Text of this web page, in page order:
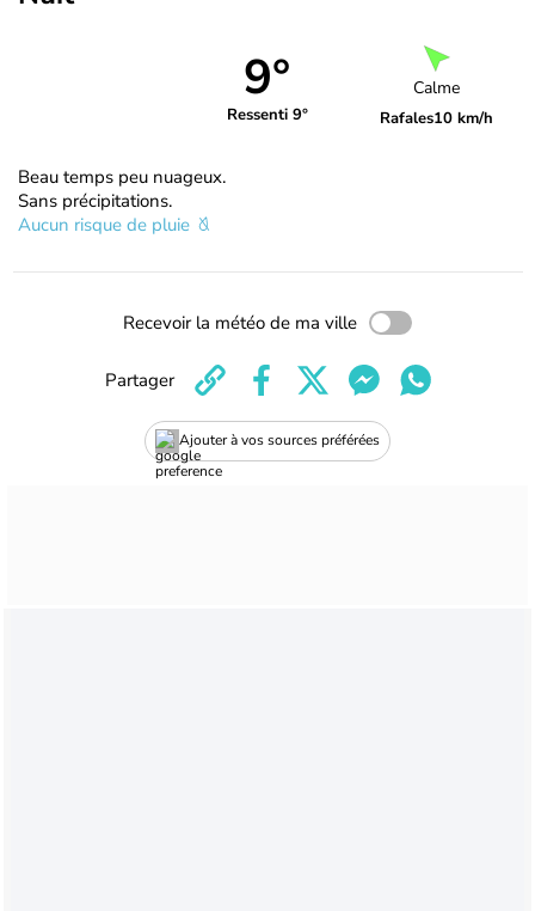
9°
Ressenti 9°
Calme
Rafales10 km/h
Beau temps peu nuageux.
Sans précipitations.
Aucun risque de pluie
Recevoir la météo de ma ville
Ajouter à vos sources préférées
Partager